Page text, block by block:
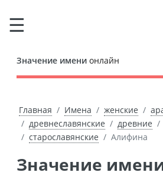
Значение имени онлайн
Главная Имена женские
древнеславянские
древние
старославянские
Алифина
Значение имени